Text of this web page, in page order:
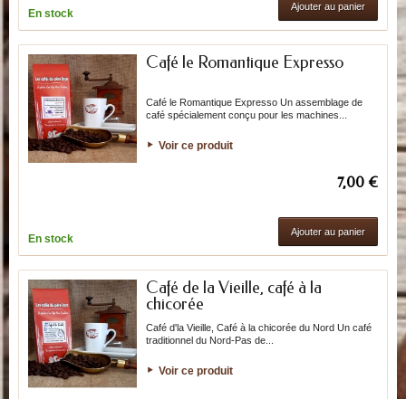
En stock
Ajouter au panier
Café le Romantique Expresso
Café le Romantique Expresso Un assemblage de
café spécialement conçu pour les machines...
Voir ce produit
7,00 €
En stock
Ajouter au panier
Café de la Vieille, café à la
chicorée
Café d'la Vieille, Café à la chicorée du Nord Un café
traditionnel du Nord-Pas de...
Voir ce produit